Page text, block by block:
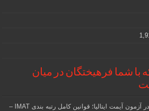
با شما فرهیختگان در میان
نحوه رتبه بندی داوطلبان در آزمون آیمت ایتالیا؛ قوانین کامل رتبه بندی IMAT –